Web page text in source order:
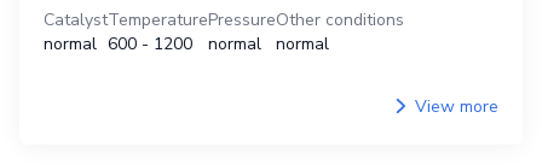
Catalyst
normal
Temperature
600 - 1200
Pressure
normal
Other conditions
normal
View more